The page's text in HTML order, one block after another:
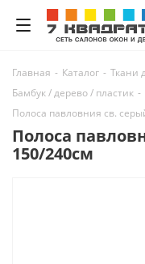
Главная - Каталог - Ткани
Бамбук / дерево / пластик -
Полоса павловния св.
Полоса
150/240см